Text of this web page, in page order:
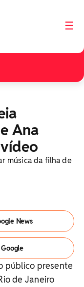
☰
Ana
música da filha de
News
público presente
de Janeiro